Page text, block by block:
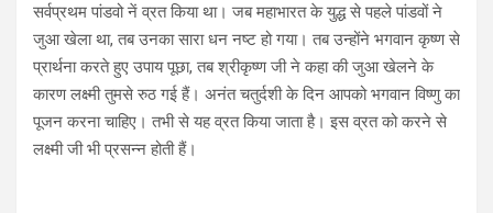
सर्वप्रथम पांडवो नें व्रत किया था। जब महाभारत के युद्ध से पहले पांडवों ने
जुआ खेला था, तब उनका सारा धन नष्ट हो गया। तब उन्होंने भगवान कृष्ण से
प्रार्थना करते हुए उपाय पूछा, तब श्रीकृष्ण जी ने कहा की जुआ खेलने के
कारण लक्ष्मी तुमसे रुठ गई हैं। अनंत चतुर्दशी के दिन आपको भगवान विष्णु का
पूजन करना चाहिए। तभी से यह व्रत किया जाता है। इस व्रत को करने से
लक्ष्मी जी भी प्रसन्न होती हैं।